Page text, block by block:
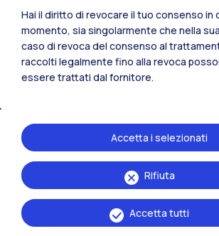
Politecnico di Milano, Piazza Leonardo da Vinci 32,
04376620151 - C.F. 80057930150
Hai il diritto di revocare il tuo consenso in
momento, sia singolarmente che nella
caso di revoca del consenso al
raccolti legalmente fino alla revoca
essere trattati dal fornitore.
Rifiuta
Accetta i selezionati
Accetta tutti